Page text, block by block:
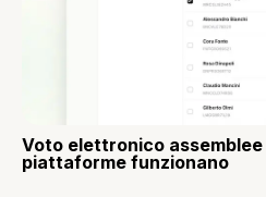
Voto elettronico
piattaforme funzionano